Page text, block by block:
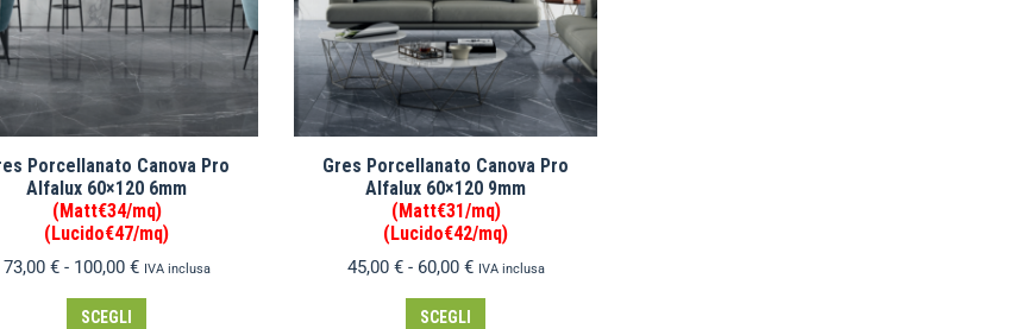
Porcellanato Canova Pro
Alfalux 60×120 6mm
(Matt€34/mq)
(Lucido€47/mq)
73,00 € - 100,00 € IVA inclusa
SCEGLI
Gres Porcellanato Canova Pro
Alfalux 60×120 9mm
(Matt€31/mq)
(Lucido€42/mq)
45,00 € - 60,00 € IVA inclusa
SCEGLI